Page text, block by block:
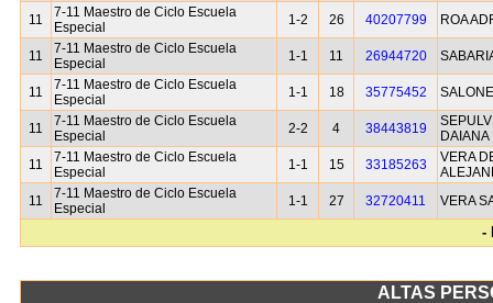
11
7-11 Maestro de Ciclo Escuela
Especial
1-2 26 40207799 ROA
11
7-11 Maestro de Ciclo Escuela
Especial
1-1 11 26944720
11
7-11 Maestro de Ciclo Escuela
Especial
1-1 18 35775452
11
7-11 Maestro de Ciclo Escuela
Especial
2-2 4 38443819
DAIANA
11
7-11 Maestro de Ciclo Escuela
Especial
1-1 15 33185263
VERA
11
7-11 Maestro de Ciclo Escuela
Especial
1-1 27 32720411 VERA
-
ALTAS